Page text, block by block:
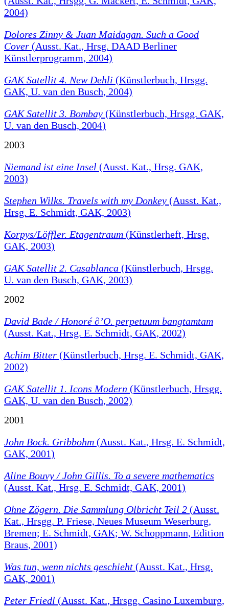
2004)
Dolores Zinny & Juan Maidagan. Such a Good
Cover (Ausst. Kat., Hrsg. DAAD Berliner
Künstlerprogramm, 2004)
GAK Satellit 4. New Dehli (Künstlerbuch, Hrsgg.
GAK, U. van den Busch, 2004)
GAK Satellit 3. Bombay (Künstlerbuch, Hrsgg. GAK,
U. van den Busch, 2004)
2003
Niemand ist eine Insel (Ausst. Kat., Hrsg. GAK,
2003)
Stephen Wilks. Travels with my Donkey (Ausst. Kat.,
Hrsg. E. Schmidt, GAK, 2003)
Korpys/Löffler. Etagentraum (Künstlerheft, Hrsg.
GAK, 2003)
GAK Satellit 2. Casablanca (Künstlerbuch, Hrsgg.
U. van den Busch, GAK, 2003)
2002
David Bade / Honoré ∂’O. perpetuum bangtamtam
(Ausst. Kat., Hrsg. E. Schmidt, GAK, 2002)
Achim Bitter (Künstlerbuch, Hrsg. E. Schmidt, GAK,
2002)
GAK Satellit 1. Icons Modern (Künstlerbuch, Hrsgg.
GAK, U. van den Busch, 2002)
2001
John Bock. Gribbohm (Ausst. Kat., Hrsg. E. Schmidt,
GAK, 2001)
Aline Bouvy / John Gillis. To a severe mathematics
(Ausst. Kat., Hrsg. E. Schmidt, GAK, 2001)
Ohne Zögern. Die Sammlung Olbricht Teil 2 (Ausst.
Kat., Hrsgg. P. Friese, Neues Museum Weserburg,
Bremen; E. Schmidt, GAK; W. Schoppmann, Edition
Braus, 2001)
Was tun, wenn nichts geschieht (Ausst. Kat., Hrsg.
GAK, 2001)
Peter Friedl (Ausst. Kat., Hrsgg. Casino Luxemburg,